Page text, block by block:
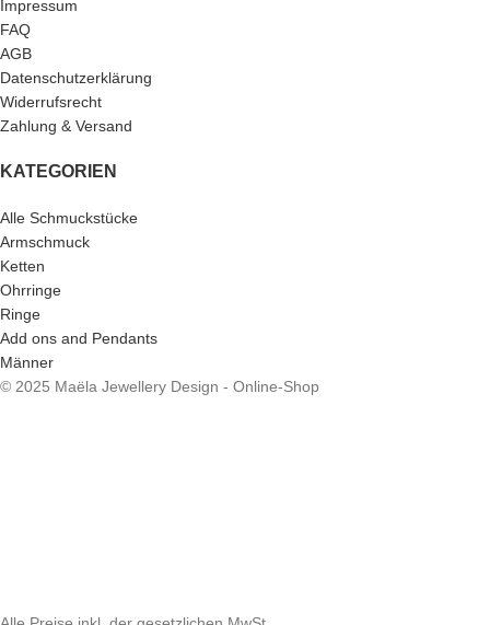
Impressum
FAQ
AGB
Datenschutzerklärung
Widerrufsrecht
Zahlung & Versand
KATEGORIEN
Alle Schmuckstücke
Armschmuck
Ketten
Ohrringe
Ringe
Add ons and Pendants
Männer
© 2025 Maëla Jewellery Design - Online-Shop